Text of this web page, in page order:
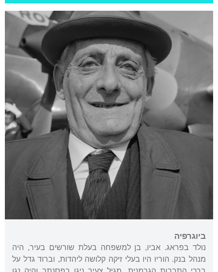
ביוגרפיה
נולד בפראג. אביו, בן למשפחה בעלת שורשים בעיר, היה
מנהל בנק. הוריו היו בעלי זיקה קלושה ליהדות, וברוד גדל על